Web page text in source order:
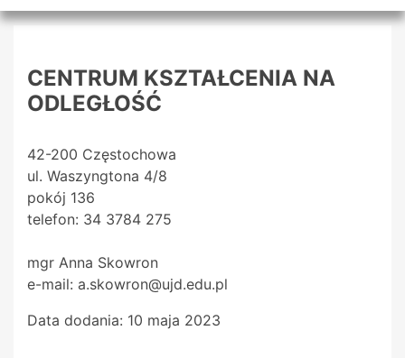
CENTRUM KSZTAŁCENIA NA
ODLEGŁOŚĆ
42-200 Częstochowa
ul. Waszyngtona 4/8
pokój 136
telefon: 34 3784 275
mgr Anna Skowron
e-mail: a.skowron@ujd.edu.pl
Data dodania: 10 maja 2023